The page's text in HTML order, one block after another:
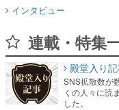
インタビュー
連載・特集
殿堂入り
SNS拡散数が
くの人々に読
した。